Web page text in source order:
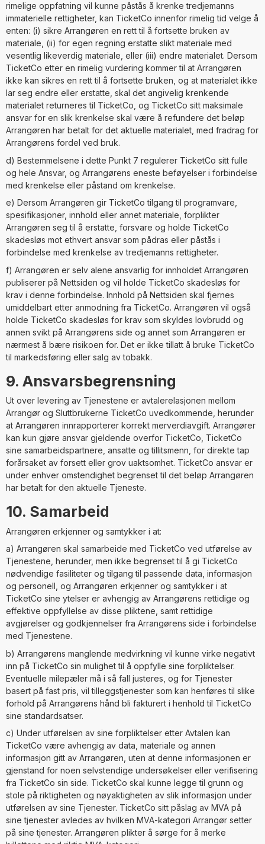
rimelige oppfatning vil kunne påstås å krenke tredjemanns
immaterielle rettigheter, kan TicketCo innenfor rimelig tid velge å
enten: (i) sikre Arrangøren en rett til å fortsette bruken av
materiale, (ii) for egen regning erstatte slikt materiale med
vesentlig likeverdig materiale, eller (iii) endre materialet. Dersom
TicketCo etter en rimelig vurdering kommer til at Arrangøren
ikke kan sikres en rett til å fortsette bruken, og at materialet ikke
lar seg endre eller erstatte, skal det angivelig krenkende
materialet returneres til TicketCo, og TicketCo sitt maksimale
ansvar for en slik krenkelse skal være å refundere det beløp
Arrangøren har betalt for det aktuelle materialet, med fradrag for
Arrangørens fordel ved bruk.
d) Bestemmelsene i dette Punkt 7 regulerer TicketCo sitt fulle
og hele Ansvar, og Arrangørens eneste beføyelser i forbindelse
med krenkelse eller påstand om krenkelse.
e) Dersom Arrangøren gir TicketCo tilgang til programvare,
spesifikasjoner, innhold eller annet materiale, forplikter
Arrangøren seg til å erstatte, forsvare og holde TicketCo
skadesløs mot ethvert ansvar som pådras eller påstås i
forbindelse med krenkelse av tredjemanns rettigheter.
f) Arrangøren er selv alene ansvarlig for innholdet Arrangøren
publiserer på Nettsiden og vil holde TicketCo skadesløs for
krav i denne forbindelse. Innhold på Nettsiden skal fjernes
umiddelbart etter anmodning fra TicketCo. Arrangøren vil også
holde TicketCo skadesløs for krav som skyldes lovbrudd og
annen svikt på Arrangørens side og annet som Arrangøren er
nærmest å bære risikoen for. Det er ikke tillatt å bruke TicketCo
til markedsføring eller salg av tobakk.
9. Ansvarsbegrensning
Ut over levering av Tjenestene er avtalerelasjonen mellom
Arrangør og Sluttbrukerne TicketCo uvedkommende, herunder
at Arrangøren innrapporterer korrekt merverdiavgift. Arrangører
kan kun gjøre ansvar gjeldende overfor TicketCo, TicketCo
sine samarbeidspartnere, ansatte og tillitsmenn, for direkte tap
forårsaket av forsett eller grov uaktsomhet. TicketCo ansvar er
under enhver omstendighet begrenset til det beløp Arrangøren
har betalt for den aktuelle Tjeneste.
10. Samarbeid
Arrangøren erkjenner og samtykker i at:
a) Arrangøren skal samarbeide med TicketCo ved utførelse av
Tjenestene, herunder, men ikke begrenset til å gi TicketCo
nødvendige fasiliteter og tilgang til passende data, informasjon
og personell, og Arrangøren erkjenner og samtykker i at
TicketCo sine ytelser er avhengig av Arrangørens rettidige og
effektive oppfyllelse av disse pliktene, samt rettidige
avgjørelser og godkjennelser fra Arrangørens side i forbindelse
med Tjenestene.
b) Arrangørens manglende medvirkning vil kunne virke negativt
inn på TicketCo sin mulighet til å oppfylle sine forpliktelser.
Eventuelle milepæler må i så fall justeres, og for Tjenester
basert på fast pris, vil tilleggstjenester som kan henføres til slike
forhold på Arrangørens hånd bli fakturert i henhold til TicketCo
sine standardsatser.
c) Under utførelsen av sine forpliktelser etter Avtalen kan
TicketCo være avhengig av data, materiale og annen
informasjon gitt av Arrangøren, uten at denne informasjonen er
gjenstand for noen selvstendige undersøkelser eller verifisering
fra TicketCo sin side. TicketCo skal kunne legge til grunn og
stole på riktigheten og nøyaktigheten av slik informasjon under
utførelsen av sine Tjenester. TicketCo sitt påslag av MVA på
sine tjenester avledes av hvilken MVA-kategori Arrangør setter
på sine tjenester. Arrangøren plikter å sørge for å merke